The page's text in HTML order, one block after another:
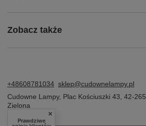
Zobacz także
+48608781034 sklep@cudownelampy.pl
Cudowne Lampy, Plac Kościuszki 43 42-265
Zielona
Prawdziwe